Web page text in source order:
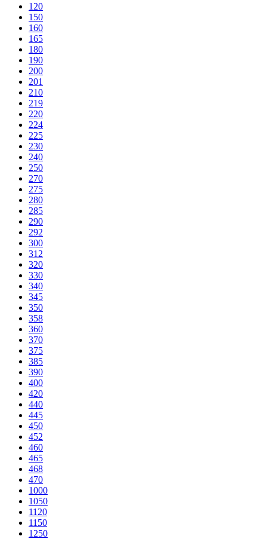
120
150
160
165
180
190
200
201
210
219
220
224
225
230
240
250
270
275
280
285
290
292
300
312
320
330
340
345
350
358
360
370
375
385
390
400
420
440
445
450
452
460
465
468
470
1000
1050
1120
1150
1250